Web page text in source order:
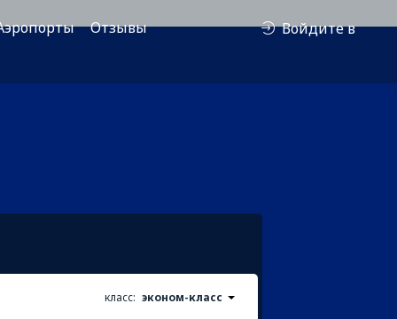
Отзывы Войдите в
класс: эконом-класс